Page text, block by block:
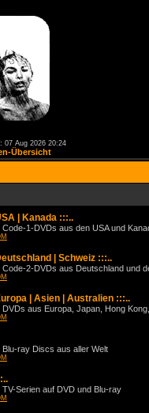
07 Aug 2026 20:24
Übersicht
| Kanada :::..
Code-1-DVDs aus den USA und
| Schweiz :::..
Code-2-DVDs aus Deutschland und
| Asien | Australien :::..
DVDs aus Europa, Japan, Hong
Blu-ray Discs aus aller Welt
Serien auf DVD und Blu-ray